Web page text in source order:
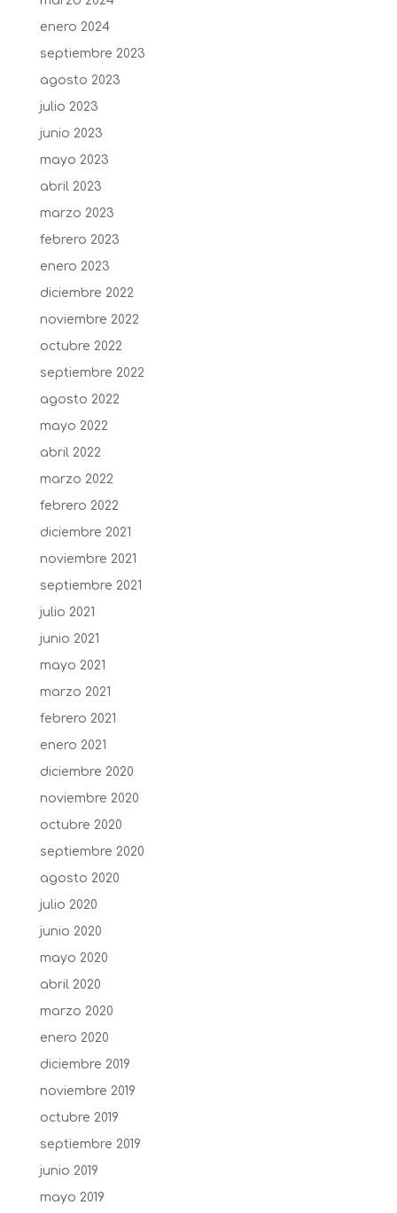
enero 2024
septiembre 2023
agosto 2023
julio 2023
junio 2023
mayo 2023
abril 2023
marzo 2023
febrero 2023
enero 2023
diciembre 2022
noviembre 2022
octubre 2022
septiembre 2022
agosto 2022
mayo 2022
abril 2022
marzo 2022
febrero 2022
diciembre 2021
noviembre 2021
septiembre 2021
julio 2021
junio 2021
mayo 2021
marzo 2021
febrero 2021
enero 2021
diciembre 2020
noviembre 2020
octubre 2020
septiembre 2020
agosto 2020
julio 2020
junio 2020
mayo 2020
abril 2020
marzo 2020
enero 2020
diciembre 2019
noviembre 2019
octubre 2019
septiembre 2019
junio 2019
mayo 2019